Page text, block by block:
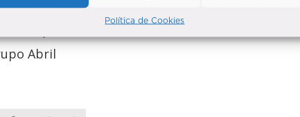
Política de Cookies
Olá,
Abril